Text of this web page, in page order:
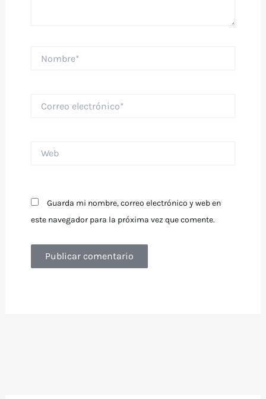
electrónico*
Guarda mi nombre, correo electrónico y web en
este navegador para la próxima vez que comente.